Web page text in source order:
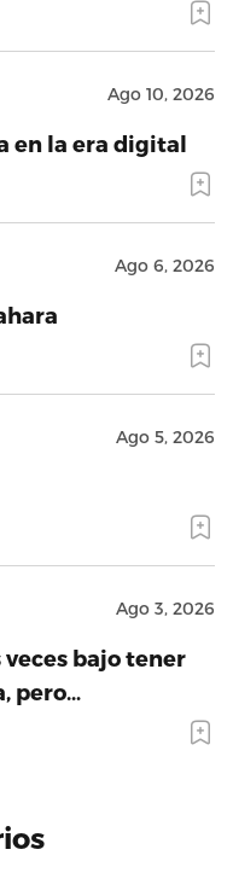
Ago 10, 2026
en la era digital
Ago 6, 2026
Ago 5, 2026
Ago 3, 2026
veces bajo tener
pero…